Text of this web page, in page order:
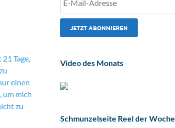
Video des Monats
Schmunzelseite Reel der Woche